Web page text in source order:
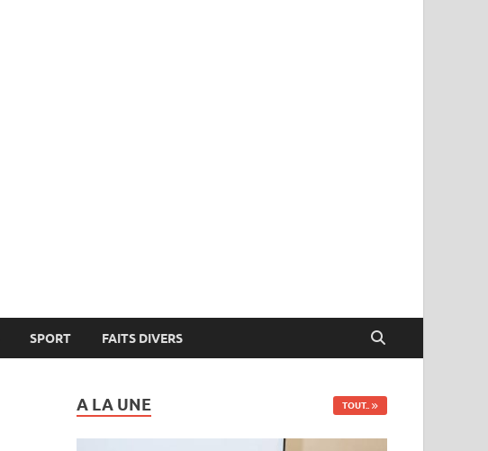
SPORT FAITS DIVERS
A LA UNE TOUT..